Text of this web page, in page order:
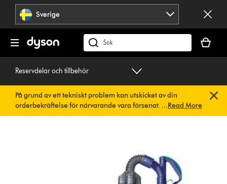
Hoppa
navigering
Sverige
Sök
på
dyson.se
är
tom
Reservdelar och tillbehör
På grund av ett tekniskt problem kan utskicket av din
orderbekräftelse för närvarande vara försenat. Vi arbetar
redan på en snabb lösning.Du behöver inte göra någonting.
...Read More